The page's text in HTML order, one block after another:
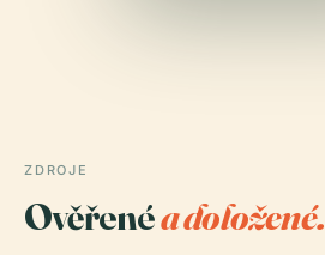
ZDROJE
Ověřenéa doložené.